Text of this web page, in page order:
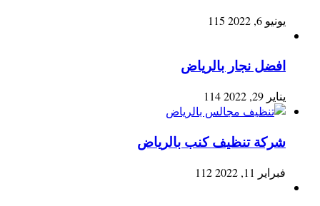
يونيو 6, 2022 115
افضل نجار بالرياض
يناير 29, 2022 114
شركة تنظيف كنب بالرياض
فبراير 11, 2022 112